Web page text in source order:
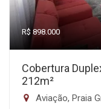
R$ 898.000
Cobertura
212m²
Aviação, Praia